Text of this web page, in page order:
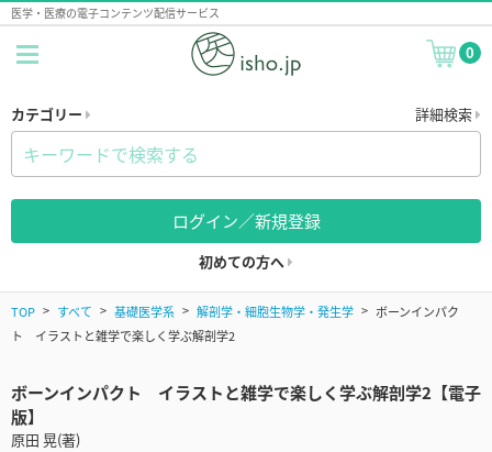
医学・医療の電子コンテンツ配信サービス
0
カテゴリー 詳細検索
ログイン／新規登録
初めての方へ
TOP すべて 基礎医学系 解剖学・細胞生物学・発生学
ボーンインパク
ト イラストと雑学で楽しく学ぶ解剖学2
ボーンインパクト イラストと雑学で楽しく学ぶ解剖学2【電子
版】
原田 晃(著)